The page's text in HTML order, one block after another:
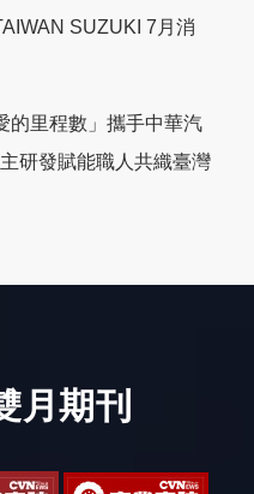
SUZUKI 7月消
的里程數」攜手中華汽
研發賦能職人共織臺灣
月期刊